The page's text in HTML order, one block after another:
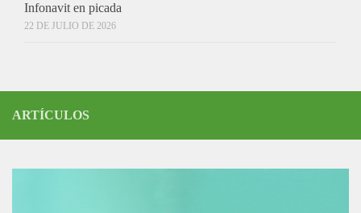
Infonavit en picada
22 DE JULIO DE 2026
ARTÍCULOS